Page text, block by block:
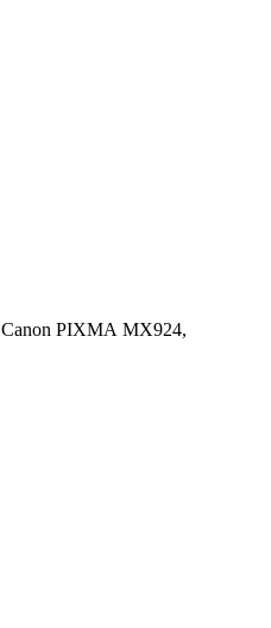
Canon PIXMA MX924,